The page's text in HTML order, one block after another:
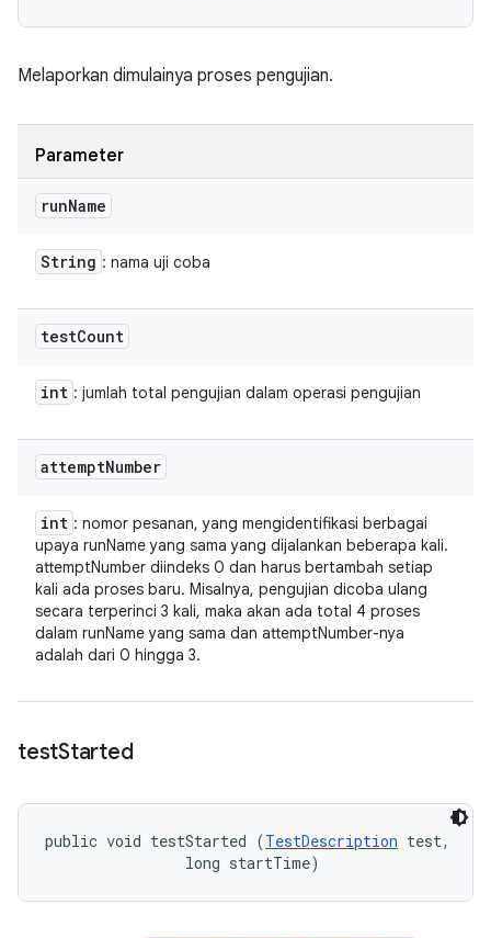
Melaporkan dimulainya proses pengujian.
Parameter
runName
String : nama uji coba
testCount
int : jumlah total pengujian dalam operasi pengujian
attemptNumber
int : nomor pesanan, yang mengidentifikasi berbagai
upaya runName yang sama yang dijalankan beberapa kali.
attemptNumber diindeks 0 dan harus bertambah setiap
kali ada proses baru. Misalnya, pengujian dicoba ulang
secara terperinci 3 kali, maka akan ada total 4 proses
dalam runName yang sama dan attemptNumber-nya
adalah dari 0 hingga 3.
testStarted
public void testStarted (TestDescription test,
                long startTime)